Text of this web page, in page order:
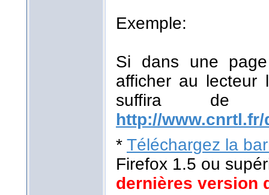
Exemple:
Si dans une
afficher au lecteur
suffira de
http://
* Téléchargez la
Firefox 1.5 ou
dernières version